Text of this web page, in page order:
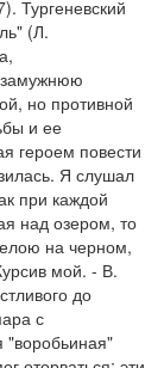
Тургеневский
(Л.
но противной
и ее
героем повести
Я слушал
при каждой
над озером, то
на черном,
мой. - В.
до
с
"воробьиная"